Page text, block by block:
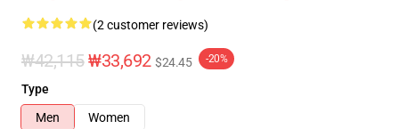
(2 customer reviews)
₩42,115₩33,692 $24.45 -20%
Type
Men
Women